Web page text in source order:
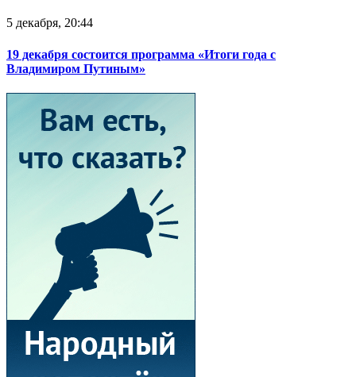
5 декабря, 20:44
19 декабря состоится программа «Итоги года с
Владимиром Путиным»